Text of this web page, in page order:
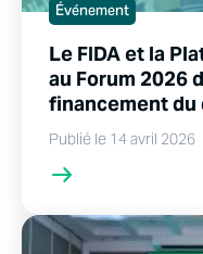
Événement
Le FIDA et la
au Forum 2026
financement
Publié le 14 avril 2026